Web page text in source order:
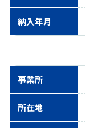
納入年月
事業所
所在地